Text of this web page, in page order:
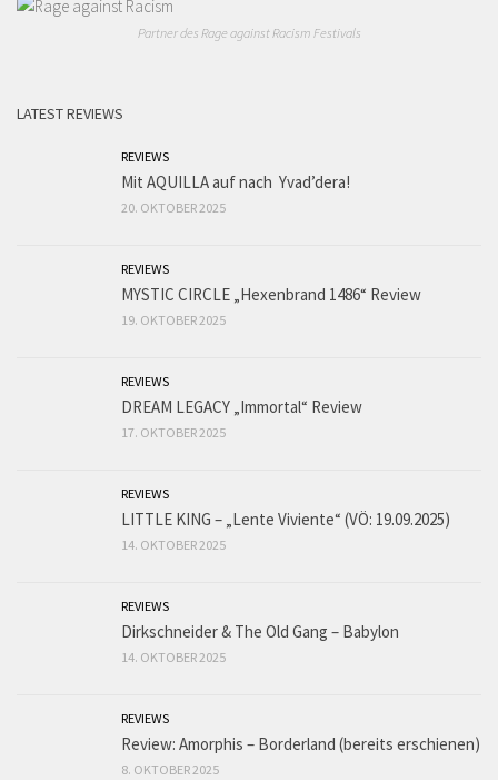
Partner des Rage against Racism Festivals
LATEST REVIEWS
REVIEWS
Mit AQUILLA auf nach Yvad’dera!
20. OKTOBER 2025
REVIEWS
MYSTIC CIRCLE „Hexenbrand 1486“ Review
19. OKTOBER 2025
REVIEWS
DREAM LEGACY „Immortal“ Review
17. OKTOBER 2025
REVIEWS
LITTLE KING – „Lente Viviente“ (VÖ: 19.09.2025)
14. OKTOBER 2025
REVIEWS
Dirkschneider & The Old Gang – Babylon
14. OKTOBER 2025
REVIEWS
Review: Amorphis – Borderland (bereits erschienen)
8. OKTOBER 2025